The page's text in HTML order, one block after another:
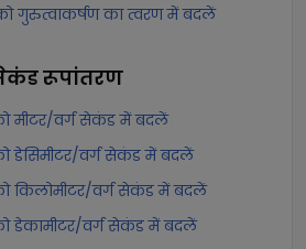
गुरुत्वाकर्षण का त्वरण में बदलें
रूपांतरण
मीटर/वर्ग सेकंड में बदलें
डेसिमीटर/वर्ग सेकंड में बदलें
किलोमीटर/वर्ग सेकंड में बदलें
डेकामीटर/वर्ग सेकंड में बदलें